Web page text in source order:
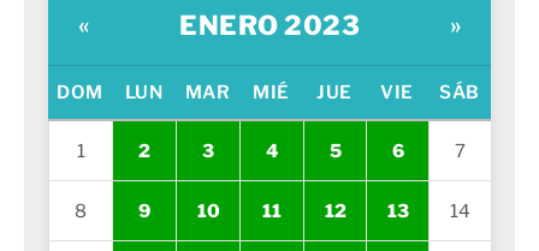
« ENERO 2023 »
DOM LUN MAR MIÉ JUE VIE SÁB
1 2 3 4 5 6 7
8 9 10 11 12 13 14